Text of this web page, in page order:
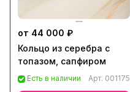
от 44 000 ₽
Кольцо из серебра с
топазом, сапфиром
Есть в наличии Арт. 001175